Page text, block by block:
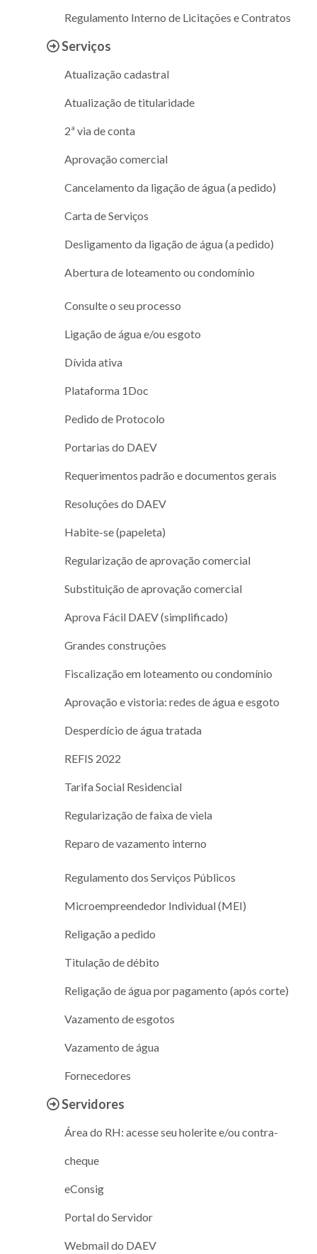
Regulamento Interno de Licitações e Contratos
Serviços
Atualização cadastral
Atualização de titularidade
2ª via de conta
Aprovação comercial
Cancelamento da ligação de água (a pedido)
Carta de Serviços
Desligamento da ligação de água (a pedido)
Abertura de loteamento ou condomínio
Consulte o seu processo
Ligação de água e/ou esgoto
Dívida ativa
Plataforma 1Doc
Pedido de Protocolo
Portarias do DAEV
Requerimentos padrão e documentos gerais
Resoluções do DAEV
Habite-se (papeleta)
Regularização de aprovação comercial
Substituição de aprovação comercial
Aprova Fácil DAEV (simplificado)
Grandes construções
Fiscalização em loteamento ou condomínio
Aprovação e vistoria: redes de água e esgoto
Desperdício de água tratada
REFIS 2022
Tarifa Social Residencial
Regularização de faixa de viela
Reparo de vazamento interno
Regulamento dos Serviços Públicos
Microempreendedor Individual (MEI)
Religação a pedido
Titulação de débito
Religação de água por pagamento (após corte)
Vazamento de esgotos
Vazamento de água
Fornecedores
Servidores
Área do RH: acesse seu holerite e/ou contra-
cheque
eConsig
Portal do Servidor
Webmail do DAEV